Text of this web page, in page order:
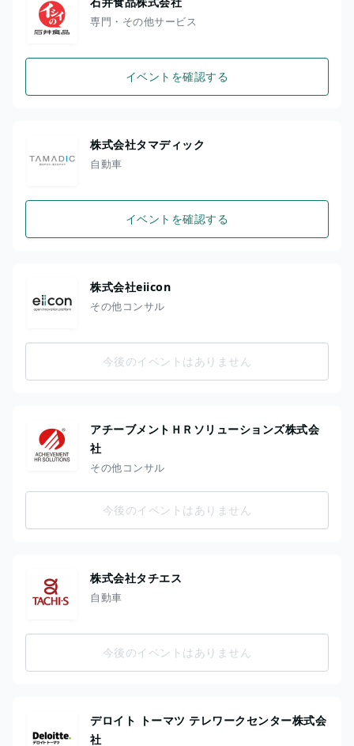
専門・その他サービス
イベントを確認する
株式会社タマディック
自動車
イベントを確認する
株式会社eiicon
その他コンサル
今後のイベントはありません
アチーブメントＨＲソリューションズ株式会
社
その他コンサル
今後のイベントはありません
株式会社タチエス
自動車
今後のイベントはありません
デロイト トーマツ テレワークセンター株式会
社